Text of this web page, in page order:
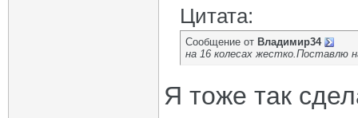
Цитата:
Сообщение от Владимир34
на 16 колесах жестко.Поставлю
Я тоже так